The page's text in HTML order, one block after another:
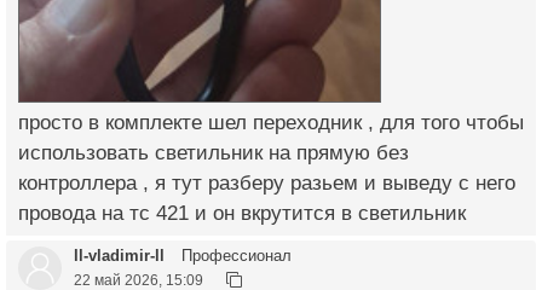
просто в комплекте шел переходник , для того чтобы
использовать светильник на прямую без
контроллера , я тут разберу разьем и выведу с него
провода на тс 421 и он вкрутится в светильник
ll-vladimir-ll Профессионал
22 май 2026, 15:09